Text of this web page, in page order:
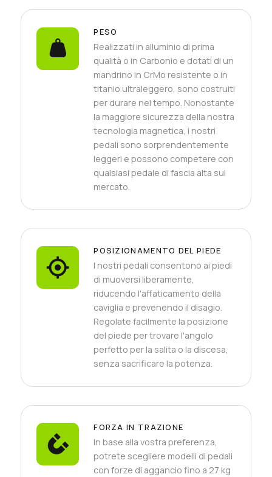
PESO
Realizzati in alluminio di prima
qualità o in Carbonio e dotati di un
mandrino in CrMo resistente o in
titanio ultraleggero, sono costruiti
per durare nel tempo. Nonostante
la maggiore sicurezza della nostra
tecnologia magnetica, i nostri
pedali sono sorprendentemente
leggeri e possono competere con
qualsiasi pedale di fascia alta sul
mercato.
POSIZIONAMENTO DEL PIEDE
I nostri pedali consentono ai piedi
di muoversi liberamente,
riducendo l'affaticamento della
caviglia e prevenendo il disagio.
Regolate facilmente la posizione
del piede per trovare l'angolo
perfetto per la salita o la discesa,
senza sacrificare la potenza.
FORZA IN TRAZIONE
In base alla vostra preferenza,
potrete scegliere modelli di pedali
con forze di aggancio fino a 27 kg